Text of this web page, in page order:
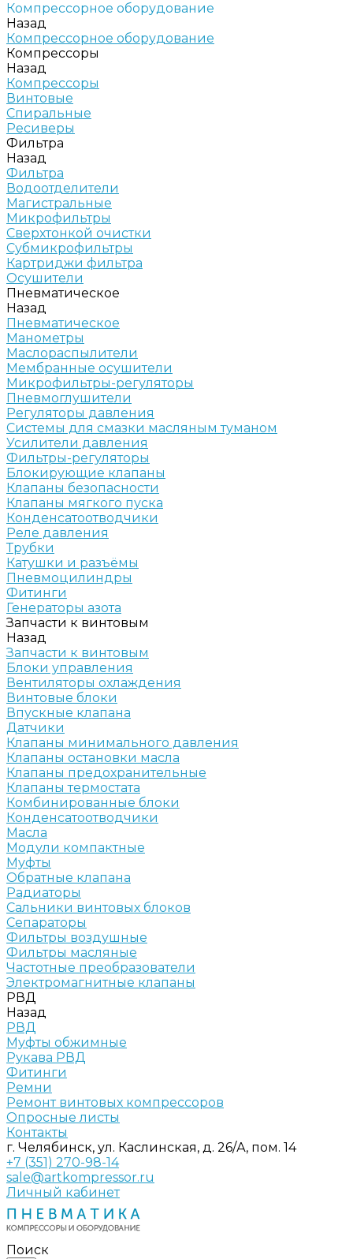
Компрессорное оборудование
Назад
Компрессорное оборудование
Компрессоры
Назад
Компрессоры
Винтовые
Спиральные
Ресиверы
Фильтра
Назад
Фильтра
Водоотделители
Магистральные
Микрофильтры
Сверхтонкой очистки
Субмикрофильтры
Картриджи фильтра
Осушители
Пневматическое
Назад
Пневматическое
Манометры
Маслораспылители
Мембранные осушители
Микрофильтры-регуляторы
Пневмоглушители
Регуляторы давления
Системы для смазки масляным туманом
Усилители давления
Фильтры-регуляторы
Блокирующие клапаны
Клапаны безопасности
Клапаны мягкого пуска
Конденсатоотводчики
Реле давления
Трубки
Катушки и разъёмы
Пневмоцилиндры
Фитинги
Генераторы азота
Запчасти к винтовым
Назад
Запчасти к винтовым
Блоки управления
Вентиляторы охлаждения
Винтовые блоки
Впускные клапана
Датчики
Клапаны минимального давления
Клапаны остановки масла
Клапаны предохранительные
Клапаны термостата
Комбинированные блоки
Конденсатоотводчики
Масла
Модули компактные
Муфты
Обратные клапана
Радиаторы
Сальники винтовых блоков
Сепараторы
Фильтры воздушные
Фильтры масляные
Частотные преобразователи
Электромагнитные клапаны
РВД
Назад
РВД
Муфты обжимные
Рукава РВД
Фитинги
Ремни
Ремонт винтовых компрессоров
Опросные листы
Контакты
г. Челябинск, ул. Каслинская, д. 26/А, пом. 14
+7 (351) 270-98-14
sale@artkompressor.ru
Личный кабинет
Поиск